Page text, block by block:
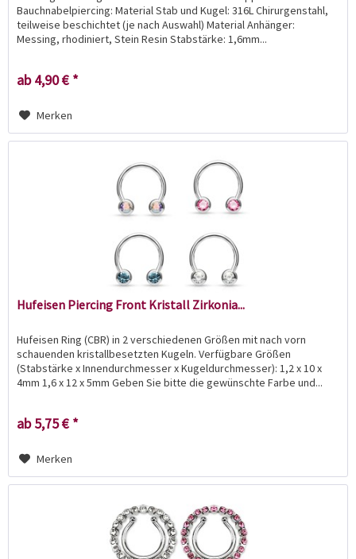
Bauchnabelpiercing: Material Stab und Kugel: 316L Chirurgenstahl,
teilweise beschichtet (je nach Auswahl) Material Anhänger:
Messing, rhodiniert, Stein Resin Stabstärke: 1,6mm...
ab 4,90 € *
Merken
Hufeisen Piercing Front Kristall Zirkonia...
Hufeisen Ring (CBR) in 2 verschiedenen Größen mit nach vorn
schauenden kristallbesetzten Kugeln. Verfügbare Größen
(Stabstärke x Innendurchmesser x Kugeldurchmesser): 1,2 x 10 x
4mm 1,6 x 12 x 5mm Geben Sie bitte die gewünschte Farbe und...
ab 5,75 € *
Merken